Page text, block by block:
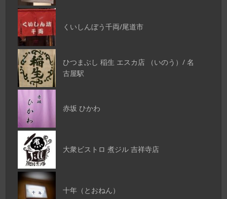
くいしんぼう千両/尾道市
ひつまぶし 稲生 エスカ店 （いのう）/ 名
古屋駅
赤坂 ひかわ
大衆ビストロ 煮ジル 吉祥寺店
十年（とおねん）